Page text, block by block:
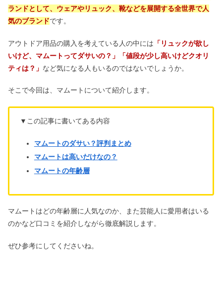
ランドとして、ウェアやリュック、靴などを展開する全世界で人
気のブランドです。
アウトドア用品の購入を考えている人の中には 「リュックが欲し
いけど、マムートってダサいの？」「値段が少し高いけどクオリ
ティは？」 など気になる人もいるのではないでしょうか。
そこで今回は、マムートについて紹介します。
▼この記事に書いてある内容
マムートのダサい？評判まとめ
マムートは高いだけなの？
マムートの年齢層
マムートはどの年齢層に人気なのか、また芸能人に愛用者はいる
のかなど口コミを紹介しながら徹底解説します。
ぜひ参考にしてくださいね。